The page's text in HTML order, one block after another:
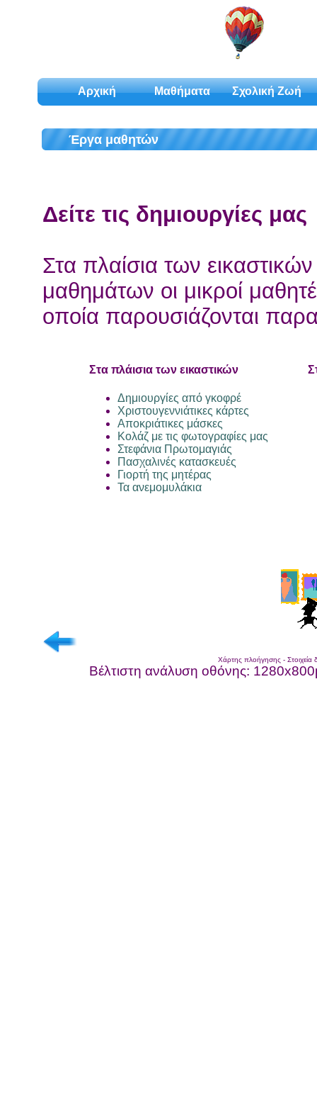
Αρχική Μαθήματα Σχολική Ζωή
Έργα μαθητών
Δείτε τις δημιουργίες μας
Στα πλαίσια των
μαθημάτων οι μικροί
οποία παρουσιάζονται
Στα πλάισια των εικαστικών
Δημιουργίες από γκοφρέ
Χριστουγεννιάτικες κάρτες
Αποκριάτικες μάσκες
Κολάζ με τις φωτογραφίες μας
Στεφάνια Πρωτομαγιάς
Πασχαλινές κατασκευές
Γιορτή της μητέρας
Τα ανεμομυλάκια
Χάρτης πλοήγησης -Στοιχεία
Βέλτιστη ανάλυση οθόνης: